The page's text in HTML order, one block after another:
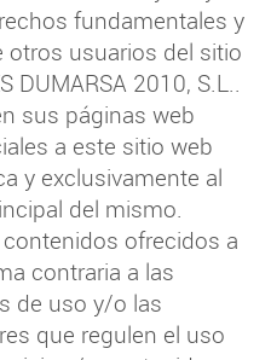
fundamentales y
otros usuarios del sitio
DUMARSA 2010, S.L..
sus páginas web
a este sitio web
y exclusivamente al
del mismo.
ofrecidos a
contraria a las
de uso y/o las
que regulen el uso